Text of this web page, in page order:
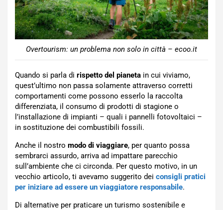
Overtourism: un problema non solo in città – ecoo.it
Quando si parla di rispetto del pianeta in cui viviamo,
quest’ultimo non passa solamente attraverso corretti
comportamenti come possono esserlo la raccolta
differenziata, il consumo di prodotti di stagione o
l’installazione di impianti – quali i pannelli fotovoltaici –
in sostituzione dei combustibili fossili.
Anche il nostro modo di viaggiare, per quanto possa
sembrarci assurdo, arriva ad impattare parecchio
sull’ambiente che ci circonda. Per questo motivo, in un
vecchio articolo, ti avevamo suggerito dei consigli pratici
per iniziare ad essere un viaggiatore responsabile.
Di alternative per praticare un turismo sostenibile e